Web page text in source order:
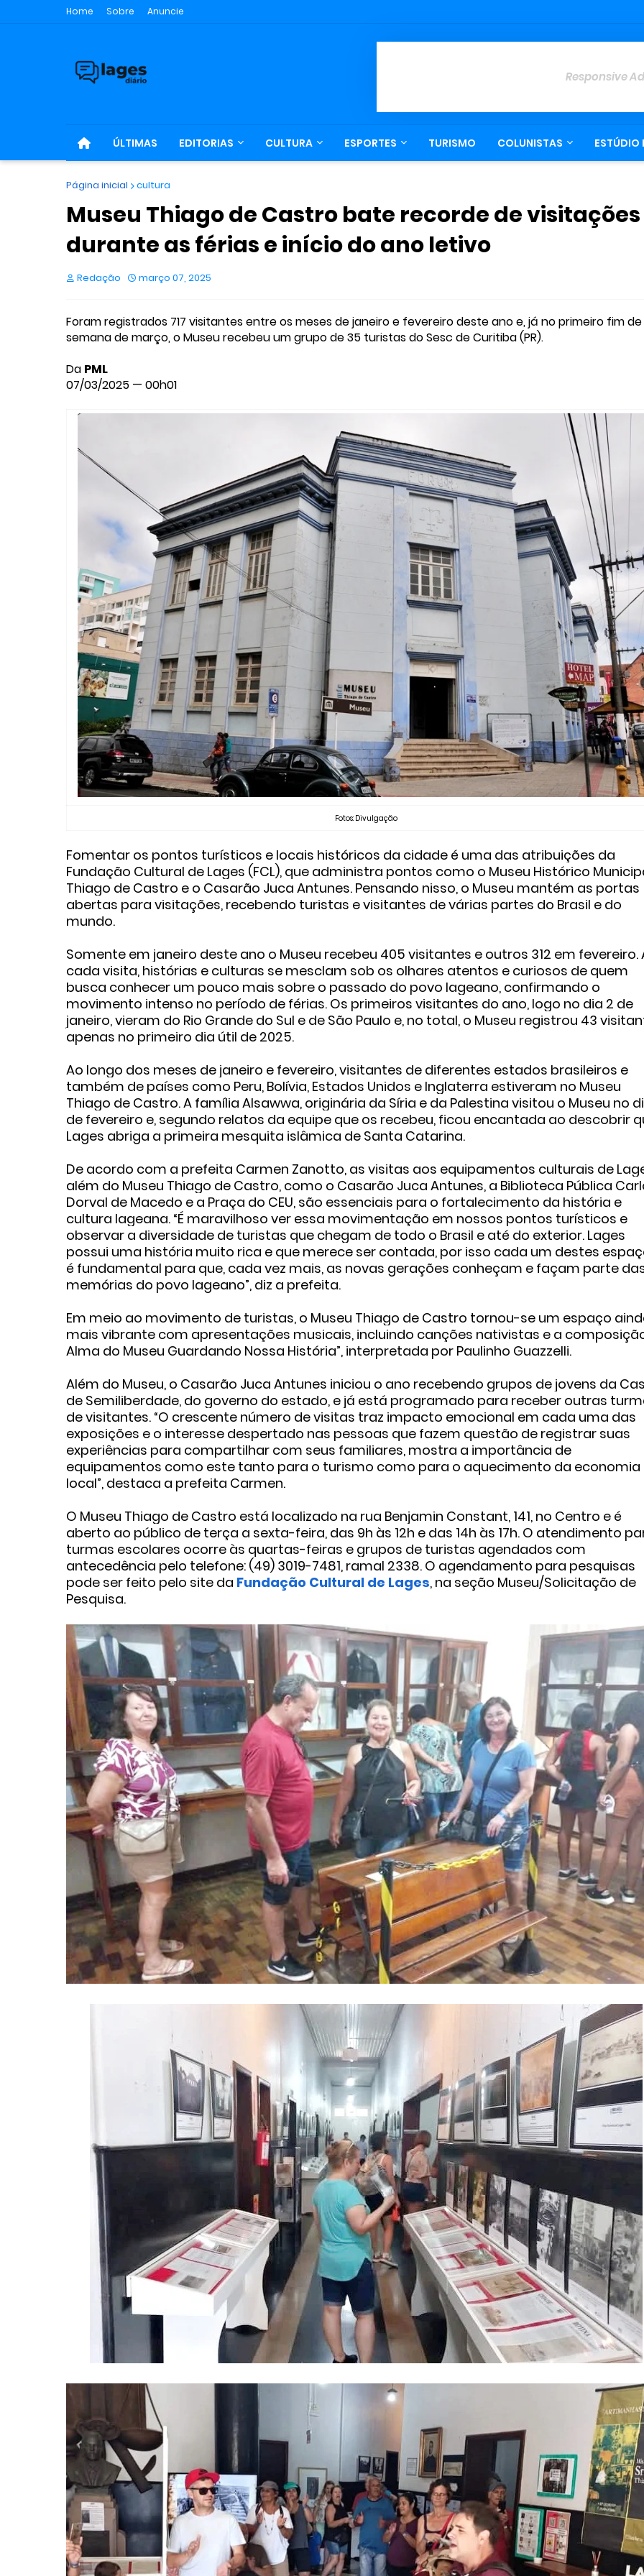
Home Sobre Anuncie
Responsive
ÚLTIMAS EDITORIAS CULTURA ESPORTES TURISMO COLUNISTAS ESTÚDIO
Página inicial cultura
Museu Thiago de Castro bate recorde de visitações
durante as férias e início do ano letivo
Redação março 07, 2025
Foram registrados 717 visitantes entre os meses de janeiro e fevereiro deste ano e, já no primeiro fim de
semana de março, o Museu recebeu um grupo de 35 turistas do Sesc de Curitiba (PR).
Da PML
07/03/2025 — 00h01
Fotos: Divulgação
Fomentar os pontos turísticos e locais históricos da cidade é uma das atribuições da
Fundação Cultural de Lages (FCL), que administra pontos como o Museu Histórico
Thiago de Castro e o Casarão Juca Antunes. Pensando nisso, o Museu mantém as portas
abertas para visitações, recebendo turistas e visitantes de várias partes do Brasil e do
mundo.
Somente em janeiro deste ano o Museu recebeu 405 visitantes e outros 312 em fevereiro.
cada visita, histórias e culturas se mesclam sob os olhares atentos e curiosos de quem
busca conhecer um pouco mais sobre o passado do povo lageano, confirmando o
movimento intenso no período de férias. Os primeiros visitantes do ano, logo no dia 2 de
janeiro, vieram do Rio Grande do Sul e de São Paulo e, no total, o Museu registrou 43
apenas no primeiro dia útil de 2025.
Ao longo dos meses de janeiro e fevereiro, visitantes de diferentes estados brasileiros e
também de países como Peru, Bolívia, Estados Unidos e Inglaterra estiveram no Museu
Thiago de Castro. A família Alsawwa, originária da Síria e da Palestina visitou o Museu no
de fevereiro e, segundo relatos da equipe que os recebeu, ficou encantada ao descobrir
Lages abriga a primeira mesquita islâmica de Santa Catarina.
De acordo com a prefeita Carmen Zanotto, as visitas aos equipamentos culturais de
além do Museu Thiago de Castro, como o Casarão Juca Antunes, a Biblioteca Pública
Dorval de Macedo e a Praça do CEU, são essenciais para o fortalecimento da história e
cultura lageana. “É maravilhoso ver essa movimentação em nossos pontos turísticos e
observar a diversidade de turistas que chegam de todo o Brasil e até do exterior. Lages
possui uma história muito rica e que merece ser contada, por isso cada um destes
é fundamental para que, cada vez mais, as novas gerações conheçam e façam parte
memórias do povo lageano”, diz a prefeita.
Em meio ao movimento de turistas, o Museu Thiago de Castro tornou-se um espaço
mais vibrante com apresentações musicais, incluindo canções nativistas e a
Alma do Museu Guardando Nossa História”, interpretada por Paulinho Guazzelli.
Além do Museu, o Casarão Juca Antunes iniciou o ano recebendo grupos de jovens da
de Semiliberdade, do governo do estado, e já está programado para receber outras
de visitantes. “O crescente número de visitas traz impacto emocional em cada uma das
exposições e o interesse despertado nas pessoas que fazem questão de registrar suas
experiências para compartilhar com seus familiares, mostra a importância de
equipamentos como este tanto para o turismo como para o aquecimento da economia
local”, destaca a prefeita Carmen.
O Museu Thiago de Castro está localizado na rua Benjamin Constant, 141, no Centro e é
aberto ao público de terça a sexta-feira, das 9h às 12h e das 14h às 17h. O atendimento
turmas escolares ocorre às quartas-feiras e grupos de turistas agendados com
antecedência pelo telefone: (49) 3019-7481, ramal 2338. O agendamento para pesquisas
pode ser feito pelo site da Fundação Cultural de Lages, na seção Museu/Solicitação de
Pesquisa.